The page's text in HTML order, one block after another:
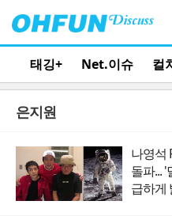
태깅+ Net.이슈 컬
은지원
나영석
돌파...
급하게